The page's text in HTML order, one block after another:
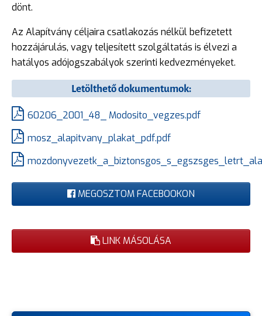
dönt.
Az Alapítvány céljaira csatlakozás nélkül befizetett
hozzájárulás, vagy teljesített szolgáltatás is élvezi a
hatályos adójogszabályok szerinti kedvezményeket.
Letölthető dokumentumok:
60206_2001_48_ Modosito_vegzes.pdf
mosz_alapitvany_plakat_pdf.pdf
MEGOSZTOM FACEBOOKON
LINK MÁSOLÁSA